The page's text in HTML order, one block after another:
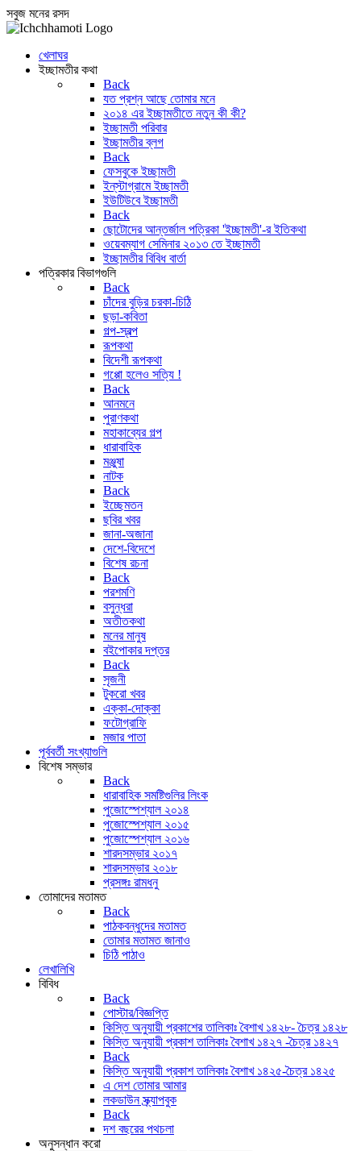
সবুজ মনের রসদ
খেলাঘর
ইচ্ছামতীর কথা
Back
যত প্রশ্ন আছে তোমার মনে
২০১৪ এর ইচ্ছামতীতে নতুন কী কী?
ইচ্ছামতী পরিবার
ইচ্ছামতীর ব্লগ
Back
ফেসবুকে ইচ্ছামতী
ইন্‌স্টাগ্রামে ইচ্ছামতী
ইউটিউবে ইচ্ছামতী
Back
ছোটোদের আন্তর্জাল পত্রিকা 'ইচ্ছামতী'-র ইতিকথা
ওয়েবম্যাগ সেমিনার ২০১৩ তে ইচ্ছামতী
ইচ্ছামতীর বিবিধ বার্তা
পত্রিকার বিভাগগুলি
Back
চাঁদের বুড়ির চরকা-চিঠি
ছড়া-কবিতা
গল্প-স্বল্প
রূপকথা
বিদেশী রূপকথা
গপ্পো হলেও সত্যি !
Back
আনমনে
পুরাণকথা
মহাকাব্যের গল্প
ধারাবাহিক
মঞ্জুষা
নাটক
Back
ইচ্ছেমতন
ছবির খবর
জানা-অজানা
দেশে-বিদেশে
বিশেষ রচনা
Back
পরশমণি
বসুন্ধরা
অতীতকথা
মনের মানুষ
বইপোকার দপ্তর
Back
সৃজনী
টুকরো খবর
এক্কা-দোক্কা
ফটোগ্রাফি
মজার পাতা
পূর্ববর্তী সংখ্যাগুলি
বিশেষ সম্ভার
Back
ধারাবাহিক সমষ্টিগুলির লিংক
পুজোস্পেশ্যাল ২০১৪
পুজোস্পেশ্যাল ২০১৫
পুজোস্পেশ্যাল ২০১৬
শারদসম্ভার ২০১৭
শারদসম্ভার ২০১৮
প্রসঙ্গঃ রামধনু
তোমাদের মতামত
Back
পাঠকবন্ধুদের মতামত
তোমার মতামত জানাও
চিঠি পাঠাও
লেখালিখি
বিবিধ
Back
পোস্টার/বিজ্ঞপ্তি
কিস্তি অনুযায়ী প্রকাশের তালিকাঃ বৈশাখ ১৪২৮- চৈত্র ১৪২৮
কিস্তি অনুযায়ী প্রকাশ তালিকাঃ বৈশাখ ১৪২৭ -চৈত্র ১৪২৭
Back
কিস্তি অনুযায়ী প্রকাশ তালিকাঃ বৈশাখ ১৪২৫-চৈত্র ১৪২৫
এ দেশ তোমার আমার
লকডাউন স্ক্র্যাপবুক
Back
দশ বছরের পথচলা
অনুসন্ধান করো